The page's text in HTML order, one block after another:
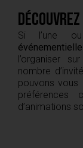
Si l’une
l’organiser
nombre
pouvons
préférences
d’animations